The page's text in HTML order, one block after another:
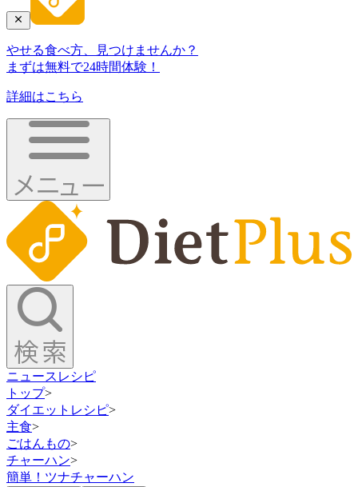
やせる食べ方、見つけませんか？
まずは無料で24時間体験！
詳細はこちら
ニュース レシピ
トップ>
ダイエットレシピ>
主食>
ごはんもの>
チャーハン>
簡単！ツナチャーハン